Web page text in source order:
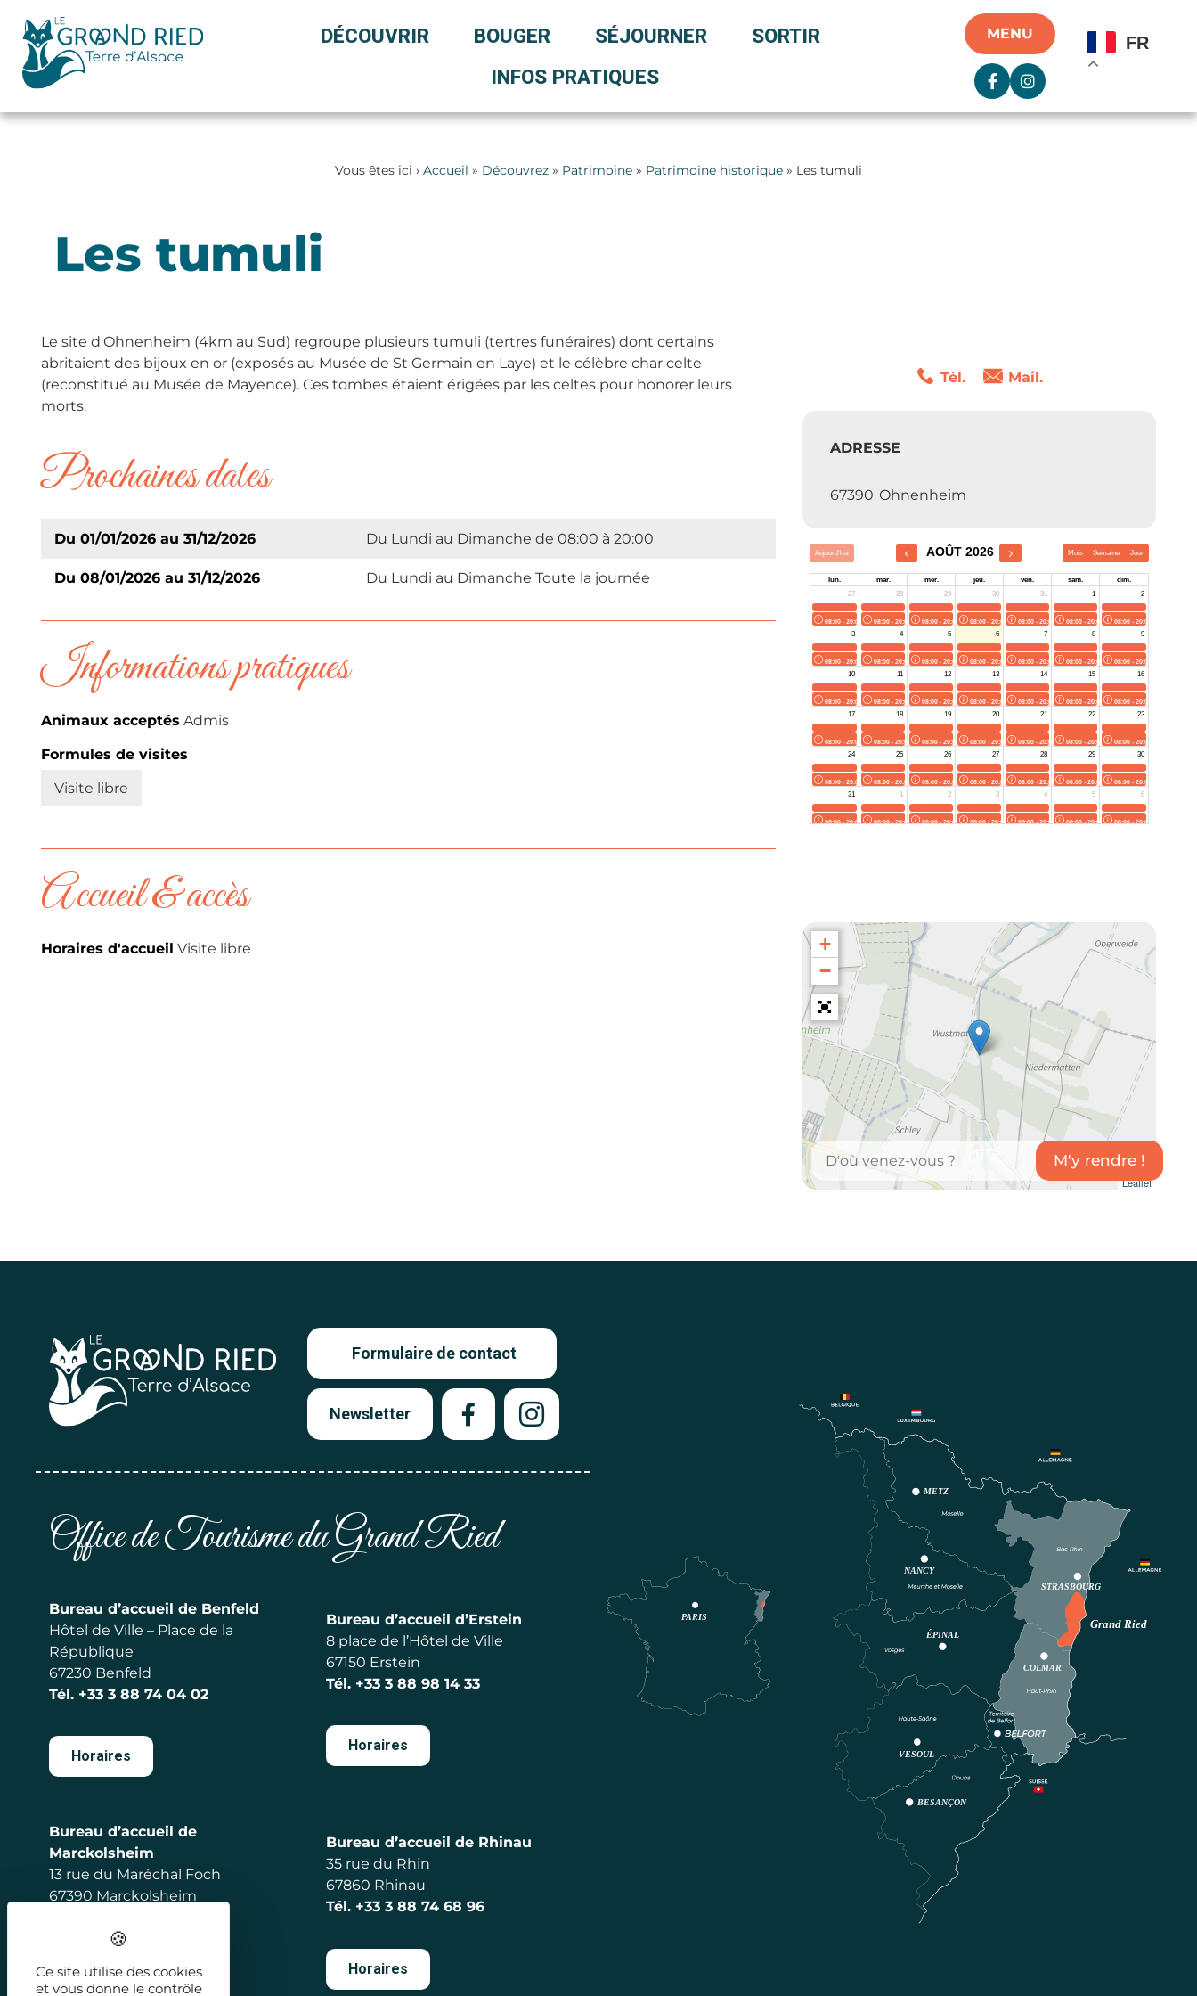
DÉCOUVRIR BOUGER SÉJOURNER
SORTIR
INFOS PRATIQUES
MENU FR
Vous êtes ici › Accueil » Découvrez» Patrimoine» Patrimoine historique» Les tumuli
Les tumuli
Tél. Mail.
ADRESSE
67390 Ohnenheim
+
−
Leaflet
Le site d'Ohnenheim (4km au Sud) regroupe plusieurs tumuli (tertres funéraires) dont certains
abritaient des bijoux en or (exposés au Musée de St Germain en Laye) et le célèbre char celte
(reconstitué au Musée de Mayence). Ces tombes étaient érigées par les celtes pour honorer leurs
morts.
Prochaines dates
Du 01/01/2026 au 31/12/2026 Du Lundi au Dimanche de 08:00 à 20:00
Du 08/01/2026 au 31/12/2026 Du Lundi au Dimanche Toute la journée
Informations pratiques
Animaux acceptés Admis
Formules de visites
Visite libre
Accueil & accès
Horaires d'accueil Visite libre
Formulaire de contact
Newsletter
Office de Tourisme du Grand Ried
Bureau d’accueil de Benfeld
Hôtel de Ville – Place de la
République
67230 Benfeld
Tél. +33 3 88 74 04 02
Horaires
Bureau d’accueil d’Erstein
8 place de l’Hôtel de Ville
67150 Erstein
Tél. +33 3 88 98 14 33
Horaires
Bureau d’accueil de
Marckolsheim
13 rue du Maréchal Foch
67390 Marckolsheim
Horaires
Bureau d’accueil de Rhinau
35 rue du Rhin
67860 Rhinau
Tél. +33 3 88 74 68 96
Horaires
Ce site utilise des cookies
et vous donne le contrôle